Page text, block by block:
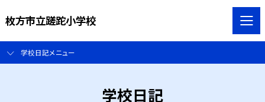
枚方市立蹉跎小学校
学校日記メニュー
学校日記